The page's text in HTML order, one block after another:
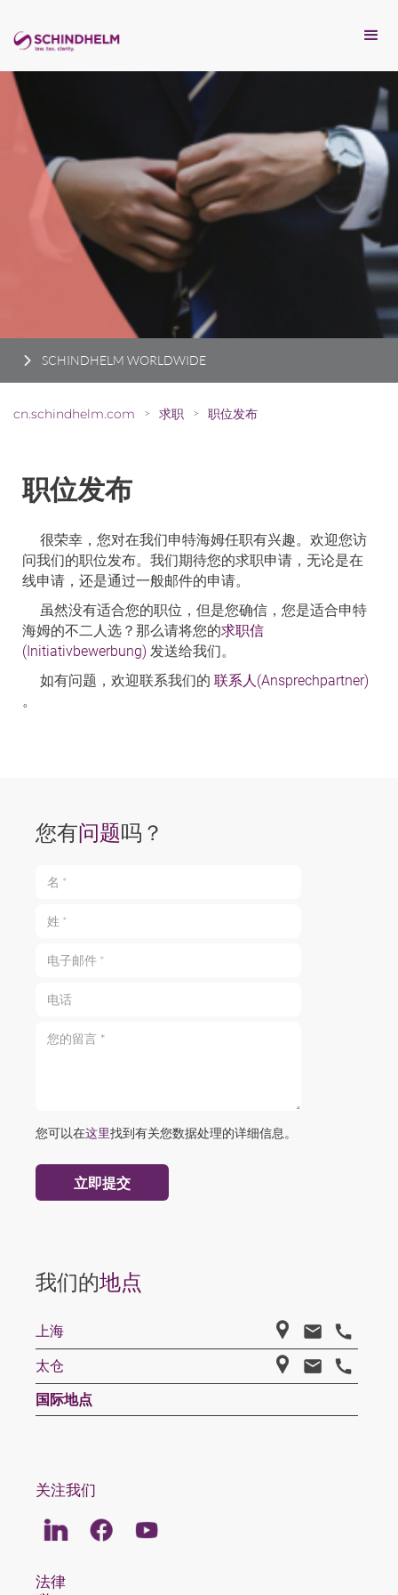
SCHINDHELM WORLDWIDE
cn.schindhelm.com > 求职 > 职位发布
职位发布
很荣幸，您对在我们申特海姆任职有兴趣。欢迎您访
问我们的职位发布。我们期待您的求职申请，无论是在
线申请，还是通过一般邮件的申请。
虽然没有适合您的职位，但是您确信，您是适合申特
海姆的不二人选？那么请将您的求职信
(Initiativbewerbung) 发送给我们。
如有问题，欢迎联系我们的 联系人(Ansprechpartner)
。
您有问题吗？
电子邮件 *
电话
您的留言 *
您可以在这里找到有关您数据处理的详细信息。
我们的地点
上海
太仓
国际地点
关注我们
LinkedinFacebookYoutube
法律